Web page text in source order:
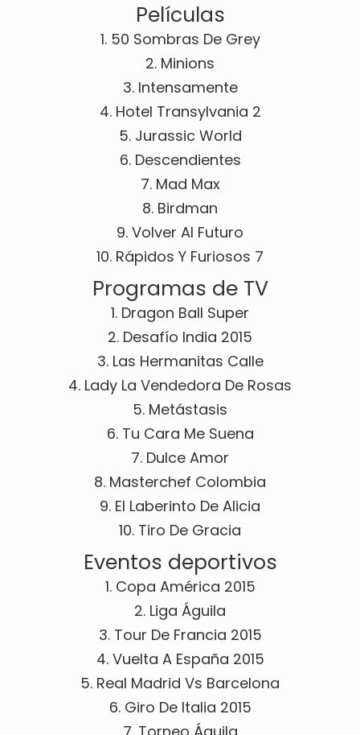
Películas
1. 50 Sombras De Grey
2. Minions
3. Intensamente
4. Hotel Transylvania 2
5. Jurassic World
6. Descendientes
7. Mad Max
8. Birdman
9. Volver Al Futuro
10. Rápidos Y Furiosos 7
Programas de TV
1. Dragon Ball Super
2. Desafío India 2015
3. Las Hermanitas Calle
4. Lady La Vendedora De Rosas
5. Metástasis
6. Tu Cara Me Suena
7. Dulce Amor
8. Masterchef Colombia
9. El Laberinto De Alicia
10. Tiro De Gracia
Eventos deportivos
1. Copa América 2015
2. Liga Águila
3. Tour De Francia 2015
4. Vuelta A España 2015
5. Real Madrid Vs Barcelona
6. Giro De Italia 2015